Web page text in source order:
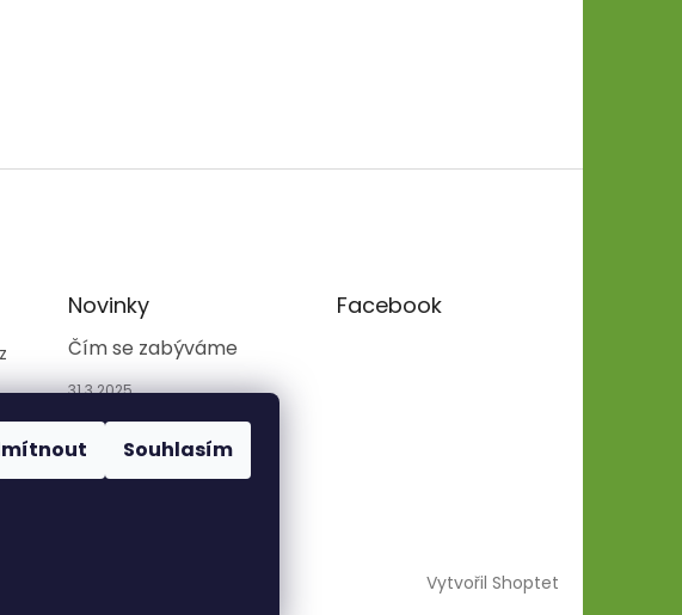
Souhlasím
Novinky
Čím se zabýváme
31.3.2025
Facebook
Vytvořil Shoptet